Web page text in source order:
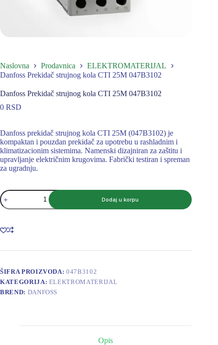
Naslovna Prodavnica
ELEKTROMATERIJAL
Danfoss Prekidač strujnog kola CTI 25M 047B3102
Danfoss Prekidač strujnog kola CTI 25M 047B3102
0 RSD
Danfoss prekidač strujnog kola CTI 25M (047B3102) je
kompaktan i pouzdan prekidač za upotrebu u rashladnim i
klimatizacionim sistemima. Namenski dizajniran za zaštitu i
upravljanje električnim krugovima. Fabrički testiran i spreman
za ugradnju.
Danfoss
Prekidač
strujnog
CTI
25M
količina
Dodaj u korpu
ŠIFRA PROIZVODA:047B3102
KATEGORIJA: ELEKTROMATERIJAL
BREND: DANFOSS
Opis